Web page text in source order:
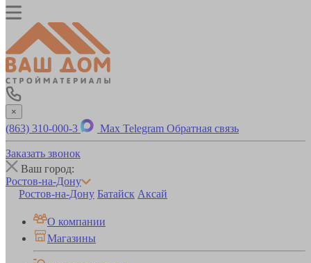
×
(863) 310-000-3 Max Telegram Обратная связь
Заказать звонок
Ваш город:
Ростов-на-Дону
Ростов-на-Дону Батайск Аксай
О компании
Магазины